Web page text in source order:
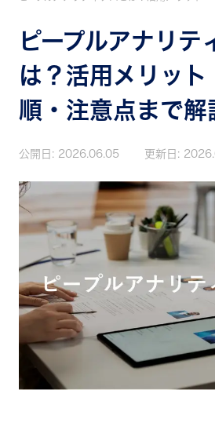
ピープルアナリテ
は？活用メリット
順・注意点まで解
公開日: 2026.06.05 更新日: